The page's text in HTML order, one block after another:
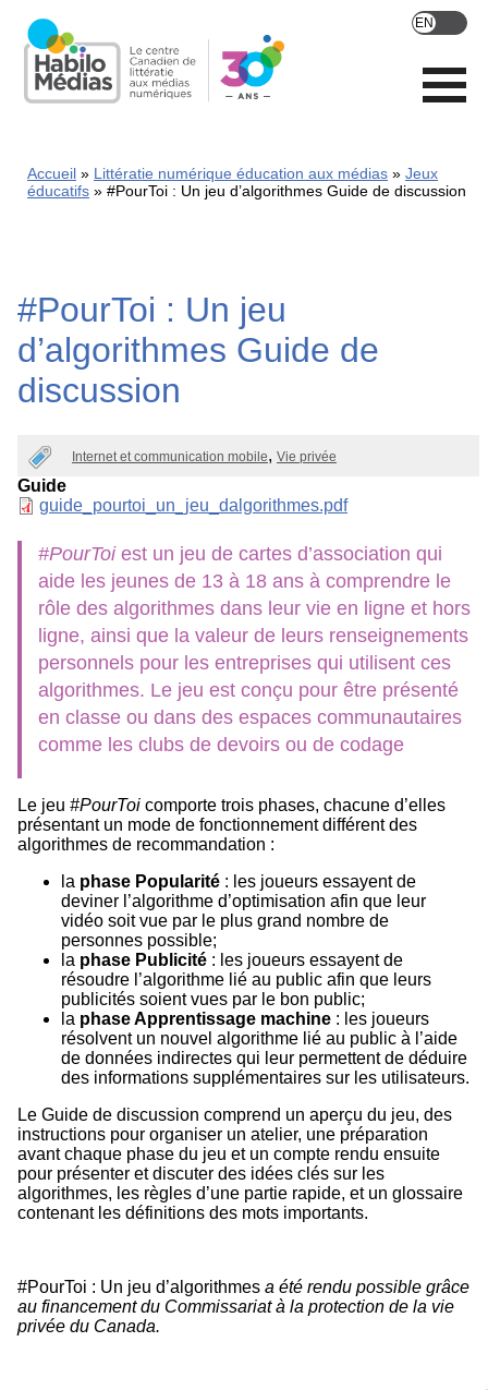
main
content
Accueil Littératie numérique éducation aux médias
Jeux
éducatifs
#PourToi : Un jeu d’algorithmes Guide de discussion
#PourToi : Un jeu
d’algorithmes Guide de
discussion
Internet et communication mobile Vie privée
Guide
Document
guide_pourtoi_un_jeu_dalgorithmes.pdf
#PourToi est un jeu de cartes d’association qui
aide les jeunes de 13 à 18 ans à comprendre le
rôle des algorithmes dans leur vie en ligne et hors
ligne, ainsi que la valeur de leurs renseignements
personnels pour les entreprises qui utilisent ces
algorithmes. Le jeu est conçu pour être présenté
en classe ou dans des espaces communautaires
comme les clubs de devoirs ou de codage
Le jeu #PourToi comporte trois phases, chacune d’elles
présentant un mode de fonctionnement différent des
algorithmes de recommandation :
la phase Popularité : les joueurs essayent de
deviner l’algorithme d’optimisation afin que leur
vidéo soit vue par le plus grand nombre de
personnes possible;
la phase Publicité : les joueurs essayent de
résoudre l’algorithme lié au public afin que leurs
publicités soient vues par le bon public;
la phase Apprentissage machine : les joueurs
résolvent un nouvel algorithme lié au public à l’aide
de données indirectes qui leur permettent de déduire
des informations supplémentaires sur les utilisateurs.
Le Guide de discussion comprend un aperçu du jeu, des
instructions pour organiser un atelier, une préparation
avant chaque phase du jeu et un compte rendu ensuite
pour présenter et discuter des idées clés sur les
algorithmes, les règles d’une partie rapide, et un glossaire
contenant les définitions des mots importants.
#PourToi : Un jeu d’algorithmes a été rendu possible grâce
au financement du Commissariat à la protection de la vie
privée du Canada.